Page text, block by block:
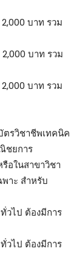
บาท รวม
บาท รวม
บาท รวม
รวิชาชีพเทคนิค
ชยการ
อในสาขาวิชา
าะ สำหรับ
วไป ต้องมีการ
วไป ต้องมีการ